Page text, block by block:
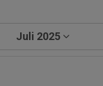
Juli 2025